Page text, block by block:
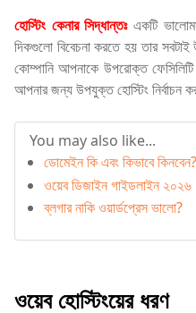
হোস্টিং কেনার সিদ্ধান্তঃএকটি
দিকগুলো বিবেচনা করতে হয় তার
কোম্পানি আপনাকে উপরোক্ত ফেসিলিটি
আপনার জন্য উপযুক্ত হোস্টিং নির্বাচন
You may also like...
ডোমেইন কি এবং কিভাবে কিনবেন?
ওয়েব ডিজাইন গাইডলাইন ২০২৬
ব্লগার নাকি ওয়ার্ডপ্রেস ভালো?
ওয়েব হোস্টিংয়ের ধরণ